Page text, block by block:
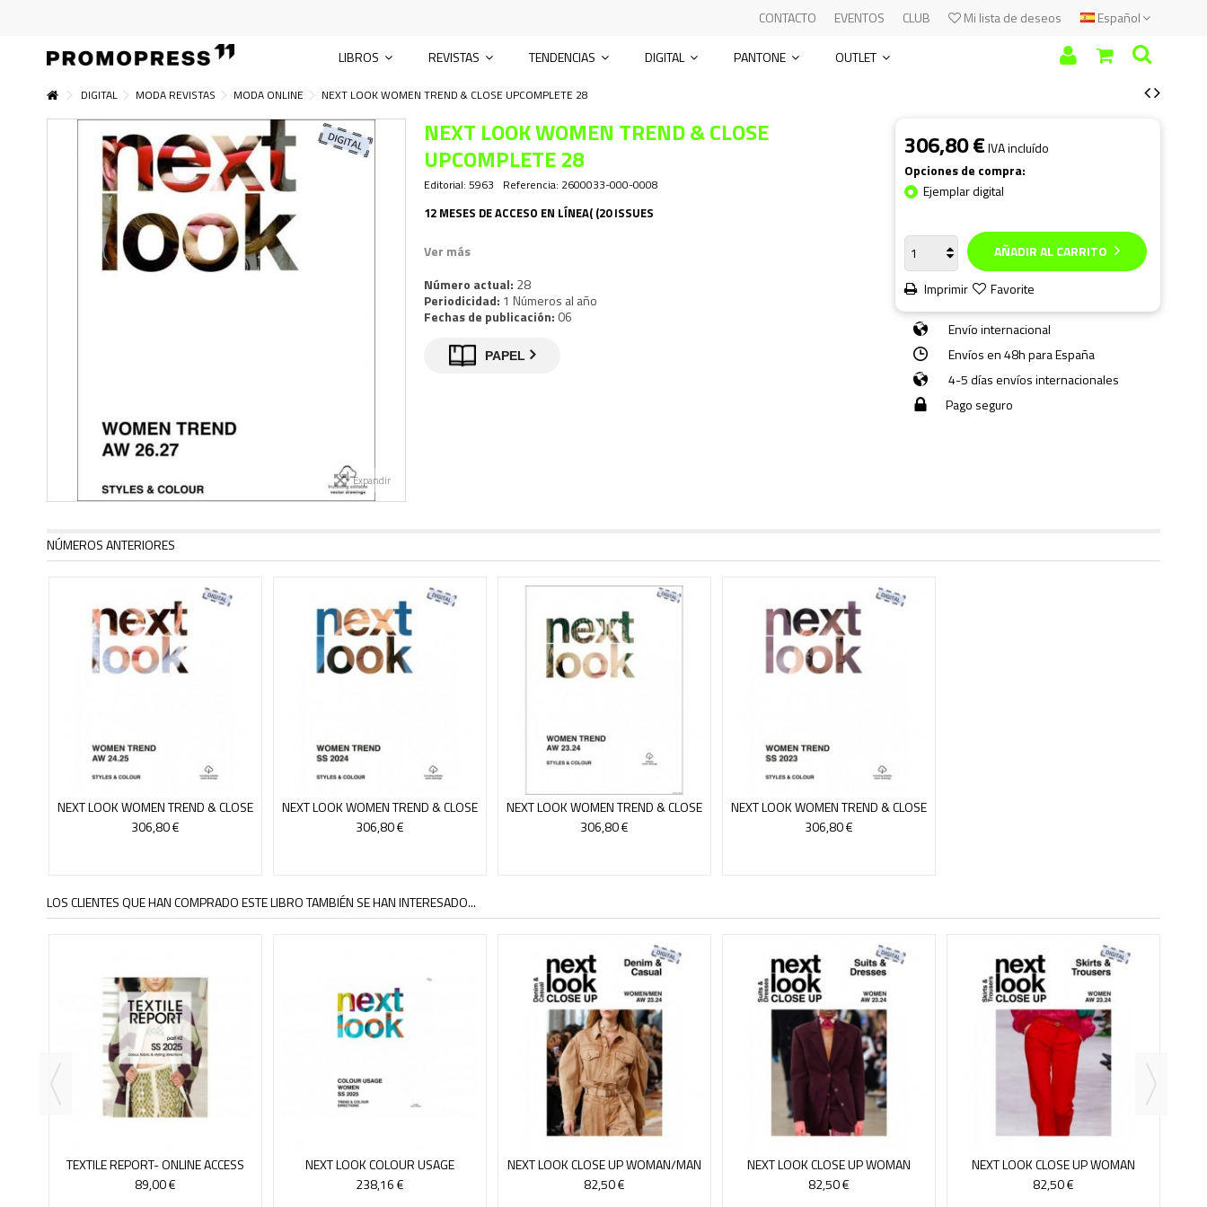
Español
Mi lista de deseos
CLUB
EVENTOS
CONTACTO
LIBROS REVISTAS TENDENCIAS DIGITAL PANTONE OUTLET
DIGITAL MODA REVISTAS MODA ONLINE NEXT LOOK WOMEN TREND & CLOSE UPCOMPLETE 28
Expandir
NEXT LOOK WOMEN TREND & CLOSE
UPCOMPLETE 28
Editorial: 5963 Referencia: 2600033-000-0008
12 MESES DE ACCESO EN LÍNEA( (20 ISSUES
Ver más
Número actual: 28
Periodicidad: 1 Números al año
Fechas de publicación: 06
PAPEL
306,80 €IVA incluído
Opciones de compra:
Ejemplar digital
AÑADIR AL CARRITO
Imprimir
Favorite
Envío internacional
Envíos en 48h para España
4-5 días envíos internacionales
Pago seguro
NÚMEROS ANTERIORES
NEXT LOOK WOMEN TREND & CLOSE
UPCOMPLETE 25
306,80 €
NEXT LOOK WOMEN TREND & CLOSE
UPCOMPLETE 24
306,80 €
NEXT LOOK WOMEN TREND & CLOSE
UPCOMPLETE 23
306,80 €
NEXT LOOK WOMEN TREND & CLOSE
UPCOMPLETE 22
306,80 €
LOS CLIENTES QUE HAN COMPRADO ESTE LIBRO TAMBIÉN SE HAN INTERESADO...
TEXTILE REPORT- ONLINE ACCESS
3/25
89,00 €
NEXT LOOK COLOUR USAGE
WOMAN-ONLINEACCESS+ REVISTA
23
238,16 €
NEXT LOOK CLOSE UP WOMAN/MAN
DENIM-ONLINE ACCES 14
82,50 €
NEXT LOOK CLOSE UP WOMAN
SUITS & DRESSES - ONLINE
VERSION 14
82,50 €
NEXT LOOK CLOSE UP WOMAN
SKIRTS &TROUSERS - VERSION...
82,50 €